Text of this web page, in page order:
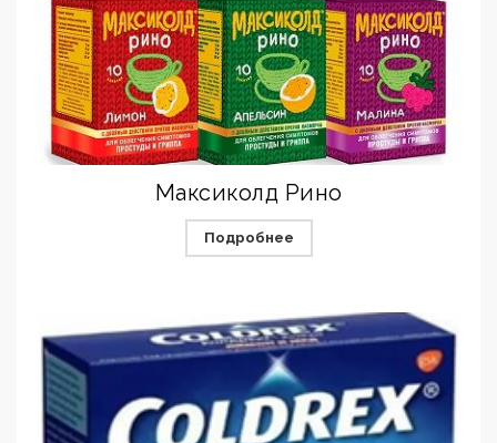
Максиколд Рино
Подробнее